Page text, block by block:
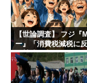
【動画】高市早苗
【世論調査】 フジ『
ー』「消費税減税に
で賛成を上回る！」
ｗｗｗｗｗｗｗｗｗ